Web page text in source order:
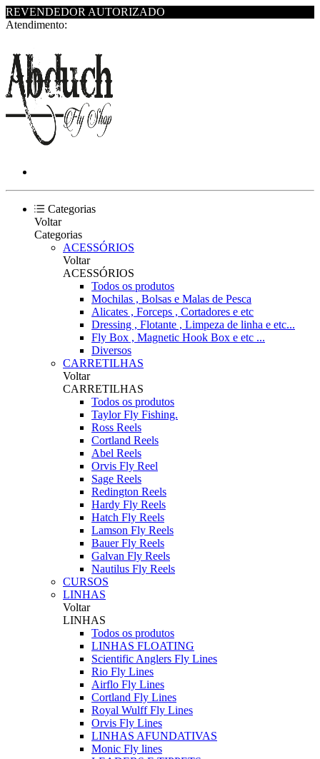
REVENDEDOR AUTORIZADO
Atendimento:
Categorias
Voltar
Categorias
ACESSÓRIOS
Voltar
ACESSÓRIOS
Todos os produtos
Mochilas , Bolsas e Malas de Pesca
Alicates , Forceps , Cortadores e etc
Dressing , Flotante , Limpeza de linha e etc...
Fly Box , Magnetic Hook Box e etc ...
Diversos
CARRETILHAS
Voltar
CARRETILHAS
Todos os produtos
Taylor Fly Fishing.
Ross Reels
Cortland Reels
Abel Reels
Orvis Fly Reel
Sage Reels
Redington Reels
Hardy Fly Reels
Hatch Fly Reels
Lamson Fly Reels
Bauer Fly Reels
Galvan Fly Reels
Nautilus Fly Reels
CURSOS
LINHAS
Voltar
LINHAS
Todos os produtos
LINHAS FLOATING
Scientific Anglers Fly Lines
Rio Fly Lines
Airflo Fly Lines
Cortland Fly Lines
Royal Wulff Fly Lines
Orvis Fly Lines
LINHAS AFUNDATIVAS
Monic Fly lines